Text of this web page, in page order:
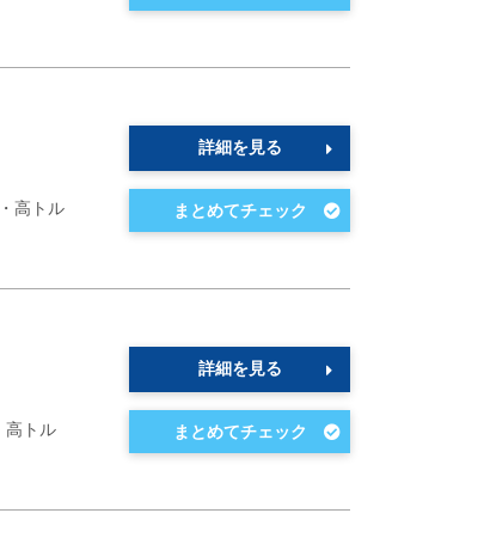
高トル
詳細を見る
高トル
詳細を見る